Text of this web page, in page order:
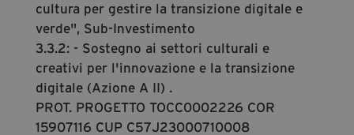
cultura per gestire la transizione digitale e
verde", Sub-Investimento
3.3.2: - Sostegno ai settori culturali e
creativi per l'innovazione e la transizione
digitale (Azione A II) .
PROT. PROGETTO TOCC0002226 COR
15907116 CUP C57J23000710008